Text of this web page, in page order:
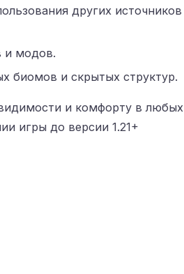
других источников
и модов.
биомов и скрытых структур.
и комфорту в любых
игры до версии 1.21+